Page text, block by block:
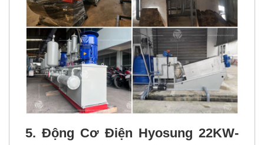
5. Động Cơ Điện Hyosung 22KW-